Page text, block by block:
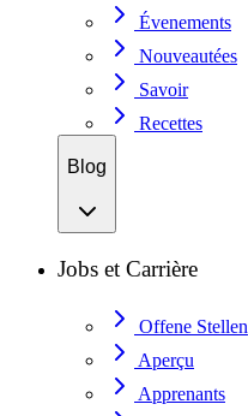
Évenements
Nouveautées
Savoir
Recettes
Blog
Jobs et Carrière
Offene Stellen
Aperçu
Apprenants